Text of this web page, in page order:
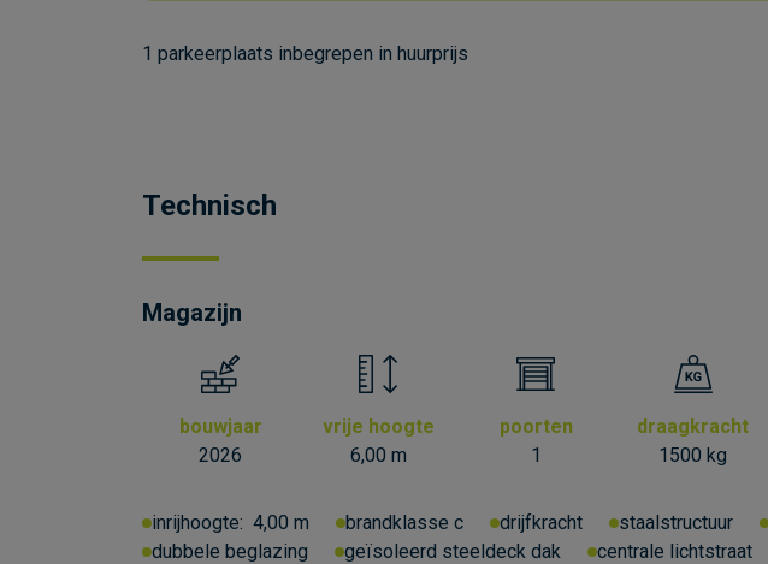
1 parkeerplaats inbegrepen in huurprijs
Technisch
Magazijn
bouwjaar
2026
vrije hoogte
6,00 m
poorten
1
draagkracht
1500 kg
inrijhoogte: 4,00 m brandklasse c drijfkracht staalstructuur
dubbele beglazing
geïsoleerd steeldeck dak centrale lichtstraat